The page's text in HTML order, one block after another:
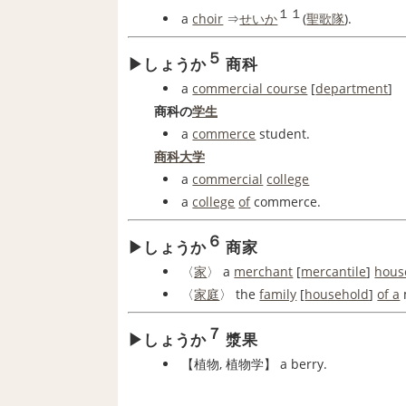
achoir ⇒せいか１１(聖歌隊).
しょうか５ 商科
acommercial course [department]
商科の学生
acommerce student.
商科大学
acommercial college
acollege ofcommerce.
しょうか６ 商家
〈家〉 a merchant [mercantile]
〈家庭〉 thefamily [household]of a
しょうか７ 漿果
【植物, 植物学】 a berry.